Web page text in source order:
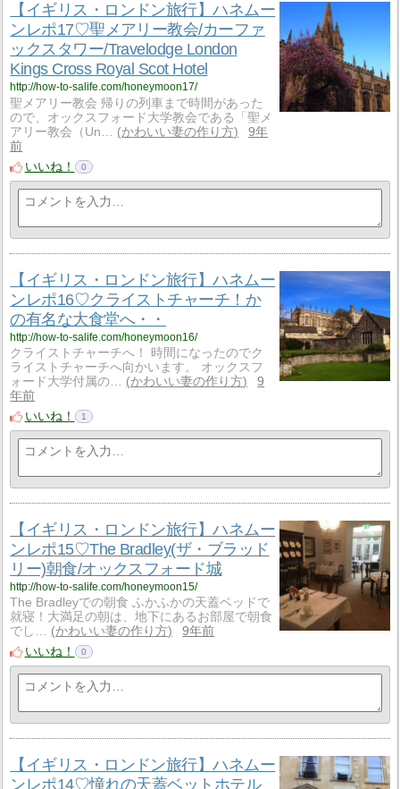
【イギリス・ロンドン旅行】ハネムー
ンレポ17♡聖メアリー教会/カーファ
ックスタワー/Travelodge London
Kings Cross Royal Scot Hotel
http://how-to-salife.com/honeymoon17/
聖メアリー教会 帰りの列車まで時間があった
ので、オックスフォード大学教会である「聖メ
アリー教会（Un…
かわいい妻の作り方
9年
前
いいね！
0
【イギリス・ロンドン旅行】ハネムー
ンレポ16♡クライストチャーチ！か
の有名な大食堂へ・・
http://how-to-salife.com/honeymoon16/
クライストチャーチへ！ 時間になったのでク
ライストチャーチへ向かいます。 オックスフ
ォード大学付属の…
かわいい妻の作り方
9
年前
いいね！
1
【イギリス・ロンドン旅行】ハネムー
ンレポ15♡The Bradley(ザ・ブラッド
リー)朝食/オックスフォード城
http://how-to-salife.com/honeymoon15/
The Bradleyでの朝食 ふかふかの天蓋ベッドで
就寝！大満足の朝は、地下にあるお部屋で朝食
でし…
かわいい妻の作り方
9年前
いいね！
0
【イギリス・ロンドン旅行】ハネムー
ンレポ14♡憧れの天蓋ベットホテル